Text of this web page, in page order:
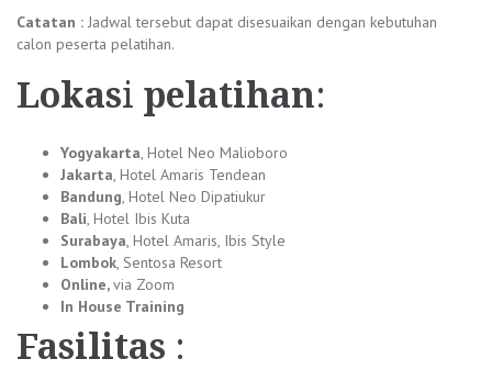
Catatan : Jadwal tersebut dapat disesuaikan dengan kebutuhan
calon peserta pelatihan.
Lokasi pelatihan:
Yogyakarta, Hotel Neo Malioboro
Jakarta, Hotel Amaris Tendean
Bandung, Hotel Neo Dipatiukur
Bali, Hotel Ibis Kuta
Surabaya, Hotel Amaris, Ibis Style
Lombok, Sentosa Resort
Online,via Zoom
In House Training
Fasilitas :